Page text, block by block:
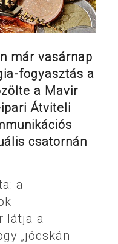
már vasárnap
fogyasztás a
a Mavir
Átviteli
csatornán
a
látja a
„jócskán